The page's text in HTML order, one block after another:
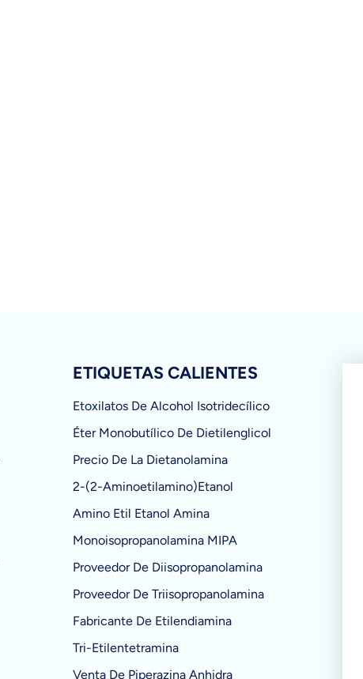
ETIQUETAS CALIENTES
Etoxilatos De Alcohol Isotridecílico
Éter Monobutílico De Dietilenglicol
Precio De La Dietanolamina
2-(2-Aminoetilamino)etanol
Amino Etil Etanol Amina
Monoisopropanolamina MIPA
Proveedor De Diisopropanolamina
Proveedor De Triisopropanolamina
Fabricante De Etilendiamina
Tri-Etilentetramina
Venta De Piperazina Anhidra